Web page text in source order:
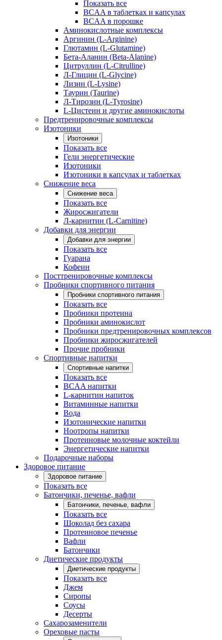
Показать все
BCAA в таблетках и капсулах
BCAA в порошке
Аминокислотные комплексы
Аргинин (L-Arginine)
Глютамин (L-Glutamine)
Бета-Аланин (Beta-Alanine)
Цитруллин (L-Citrulline)
Л-Глицин (L-Glycine)
Лизин (L-Lysine)
Таурин (Taurine)
Л-Тирозин (L-Tyrosine)
L-Цистеин и другие аминокислоты
Предтренировочные комплексы
Изотоники
Изотоники
Показать все
Гели энергетические
Изотоники
Изотоники в капсулах и таблетках
Снижение веса
Снижение веса
Показать все
Жиросжигатели
Л-карнитин (L-Carnitine)
Добавки для энергии
Добавки для энергии
Показать все
Гуарана
Кофеин
Посттренировочные комплексы
Пробники спортивного питания
Пробники спортивного питания
Показать все
Пробники протеина
Пробники аминокислот
Пробники предтренировочных комплексов
Пробники жиросжигателей
Прочие пробники
Спортивные напитки
Спортивные напитки
Показать все
BCAA напитки
L-карнитин напиток
Витаминные напитки
Вода
Изотонические напитки
Ноотропы напитки
Протеиновые молочные коктейли
Энергетические напитки
Подарочные наборы
Здоровое питание
Здоровое питание
Показать все
Батончики, печенье, вафли
Батончики, печенье, вафли
Показать все
Шоколад без сахара
Протеиновое печенье
Вафли
Батончики
Диетические продукты
Диетические продукты
Показать все
Джем
Сиропы
Соусы
Десерты
Сахарозаменители
Ореховые пасты